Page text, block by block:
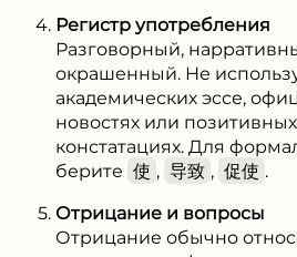
Регистр употребления
Разговорный,
окрашенный. Не
академических эссе,
новостях или
констатациях. Для
берите 使 , 导致 , 促使 .
Отрицание и вопросы
Отрицание обычно